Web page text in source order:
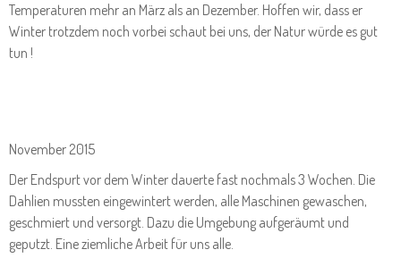
Temperaturen mehr an März als an Dezember. Hoffen wir, dass er
Winter trotzdem noch vorbei schaut bei uns, der Natur würde es gut
tun !
November 2015
Der Endspurt vor dem Winter dauerte fast nochmals 3 Wochen. Die
Dahlien mussten eingewintert werden, alle Maschinen gewaschen,
geschmiert und versorgt. Dazu die Umgebung aufgeräumt und
geputzt. Eine ziemliche Arbeit für uns alle.